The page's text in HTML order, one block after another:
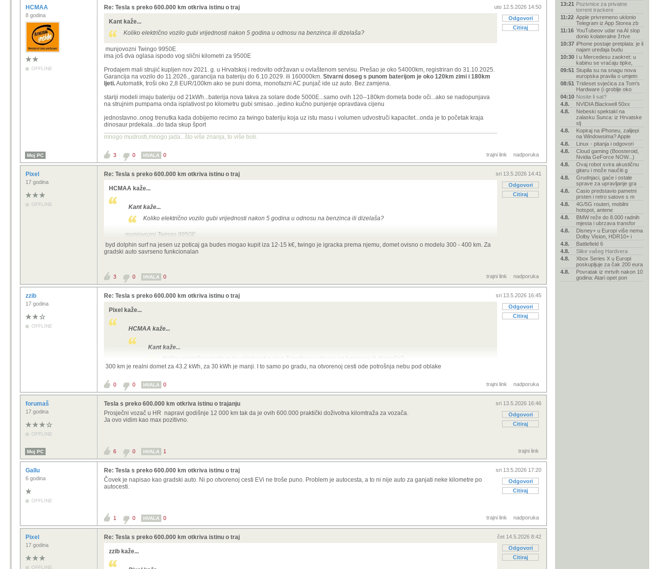
HCMAA
8 godina
OFFLINE
uto 12.5.2026 14:50
Odgovori
Citiraj
Re: Tesla s preko 600.000 km otkriva istinu o traj
Kant kaže...
Koliko električno vozilo gubi vrijednosti nakon 5 godina u odnosu na benzinca ili dizelaša?
munjovozni Twingo 9950E
ima još dva oglasa ispodo vog slični kilometri za 9500E
Prodajem mali strujić kupljen nov 2021. g. u Hrvatskoj i redovito održavan u ovlaštenom servisu. Prešao je oko 54000km, registriran do 31.10.2025.
Garancija na vozilo do 11.2026., garancija na bateriju do 6.10.2029. ili 160000km. Stvarni doseg s punom baterijom je oko 120km zimi i 180km
ljeti.Automatik, troši oko 2,8 EUR/100km ako se puni doma, monofazni AC punjač ide uz auto. Bez zamjena.
stariji modeli imaju bateriju od 21kWh...baterija nova takva za solare dođe 5000E...samo ovih 120--180km dometa bode oči...ako se nadopunjava
na strujnim pumpama onda isplativost po kilometru gubi smisao...jedino kučno punjenje opravdava cijenu
jednostavno..onog trenutka kada dobijemo recimo za twingo bateriju koja uz istu masu i volumen udvostruči kapacitet...onda je to početak kraja
dinosaur prdekala...do tada skup šport
mnogo mudrosti,mnogo jada...što više znanja, to više boli.
Moj PC trajni link nadporuka
3 0 HVALA 0
Pixel
17 godina
OFFLINE
sri 13.5.2026 14:41
Odgovori
Citiraj
Re: Tesla s preko 600.000 km otkriva istinu o traj
HCMAA kaže...
Kant kaže...
Koliko električno vozilo gubi vrijednosti nakon 5 godina u odnosu na benzinca ili dizelaša?
munjovozni Twingo 9950E
ima još dva oglasa ispodo vog slični kilometri za 9500E
Prodajem mali strujić kupljen nov 2021. g. u Hrvatskoj i redovito održavan u ovlaštenom servisu. Prešao je oko 54000km, registriran do
stariji modeli imaju bateriju od 21kWh...baterija nova takva za solare dođe 5000E...samo ovih 120--180km dometa bode oči...ako se
nadopunjava na strujnim pumpama onda isplativost po kilometru gubi smisao...jedino kučno punjenje opravdava cijenu
jednostavno..onog trenutka kada dobijemo recimo za twingo bateriju koja uz istu masu i volumen udvostruči kapacitet...onda je to početak
kraja dinosaur prdekala...do tada skup šport
byd dolphin surf na jesen uz poticaj ga budes mogao kupit iza 12-15 k€, twingo je igracka prema njemu, domet ovisno o modelu 300 - 400 km. Za
gradski auto savrseno funkcionalan
trajni link nadporuka
3 0 HVALA 0
zzib
17 godina
OFFLINE
sri 13.5.2026 16:45
Odgovori
Citiraj
Re: Tesla s preko 600.000 km otkriva istinu o traj
Pixel kaže...
HCMAA kaže...
Kant kaže...
Koliko električno vozilo gubi vrijednosti nakon 5 godina u odnosu na benzinca ili dizelaša?
ima još dva oglasa ispodo vog slični kilometri za 9500E
Prodajem mali strujić kupljen nov 2021. g. u Hrvatskoj i redovito održavan u ovlaštenom servisu. Prešao je oko 54000km,
registriran do 31.10.2025. Garancija na vozilo do 11.2026., garancija na bateriju do 6.10.2029. ili 160000km.
punom baterijom je oko 120km zimi i 180km ljeti.Automatik, troši oko 2,8 EUR/100km ako se puni doma, monofazni AC
punjač ide uz auto. Bez zamjena.
jednostavno..onog trenutka kada dobijemo recimo za twingo bateriju koja uz istu masu i volumen udvostruči kapacitet...onda je
to početak kraja dinosaur prdekala...do tada skup šport
byd dolphin surf na jesen uz poticaj ga budes mogao kupit iza 12-15 k€, twingo je igracka prema njemu, domet ovisno o modelu 300 -
400 km. Za gradski auto savrseno funkcionalan
300 km je realni domet za 43.2 kWh, za 30 kWh je manji. I to samo po gradu, na otvorenoj cesti ode potrošnja nebu pod oblake
trajni link nadporuka
0 0 HVALA 0
forumaš
17 godina
OFFLINE
sri 13.5.2026 16:46
Odgovori
Citiraj
Tesla s preko 600.000 km otkriva istinu o trajanju
Prosječni vozač u HR napravi godišnje 12 000 km tak da je ovih 600.000 praktički doživotna kilomtraža za vozača.
Ja ovo vidim kao max pozitivno.
Moj PC trajni link
6 0 HVALA 1
Gallu
6 godina
OFFLINE
sri 13.5.2026 17:20
Odgovori
Citiraj
Re: Tesla s preko 600.000 km otkriva istinu o traj
Čovek je napisao kao gradski auto. Ni po otvorenoj cesti EVi ne troše puno. Problem je autocesta, a to ni nije auto za ganjati neke kilometre po
autocesti.
trajni link nadporuka
1 0 HVALA 0
Pixel
17 godina
OFFLINE
čet 14.5.2026 8:42
Odgovori
Citiraj
Re: Tesla s preko 600.000 km otkriva istinu o traj
zzib kaže...
13:21 Pozivnice za privatne
torrent trackere
11:22 Apple privremeno uklonio
Telegram iz App Storea zb
11:16 YouTubeov udar na AI slop
donio kolateralne žrtve
10:37 iPhone postaje pretplata: je li
najam uređaja budu
10:30 I u Mercedesu zaokret: u
kabinu se vraćaju tipke,
09:51 Stupila su na snagu nova
europska pravila o umjetn
08:51 Trideset svjećica za Tom's
Hardware (i groblje oko
04:10 Nosite li sat?
4.8.
NVIDIA Blackwell 50xx
4.8.
Nebeski spektakl na
zalasku Sunca: iz Hrvatske
slj
4.8.
Kopiraj na iPhoneu, zalijepi
na Windowsima? Apple
4.8.
Linux - pitanja i odgovori
4.8.
Cloud gaming (Boosteroid,
Nvidia GeForce NOW...)
4.8.
Ovaj robot svira akustičnu
gitaru i može naučiti g
4.8.
Grudnjaci, gaće i ostale
sprave za upravljanje gra
4.8.
Casio predstavio pametni
prsten i retro satove s m
4.8.
4G/5G routeri, mobilni
hotspot, antene
4.8.
BMW reže do 8.000 radnih
mjesta i ubrzava transfor
4.8.
Disney+ u Europi više nema
Dolby Vision, HDR10+ i
4.8.
Battlefield 6
4.8.
Slike vašeg Hardvera
4.8.
Xbox Series X u Europi
poskupljuje za čak 200 eura
4.8.
Povratak iz mrtvih nakon 10
godina: Atari opet pon